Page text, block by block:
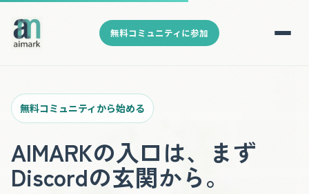
無料コミュニティに参加
無料コミュニティから始める
AIMARKの入口は、まず
Discordの玄関から。